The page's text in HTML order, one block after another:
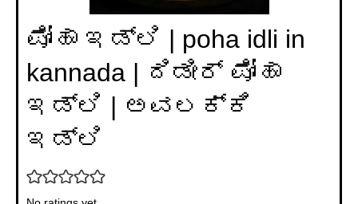
ಪೋಹಾ ಇಡ್ಲಿ | poha idli in
kannada | ದಿಡೀರ್ ಪೋಹಾ
ಇಡ್ಲಿ | ಅವಲಕ್ಕಿ
ಇಡ್ಲಿ